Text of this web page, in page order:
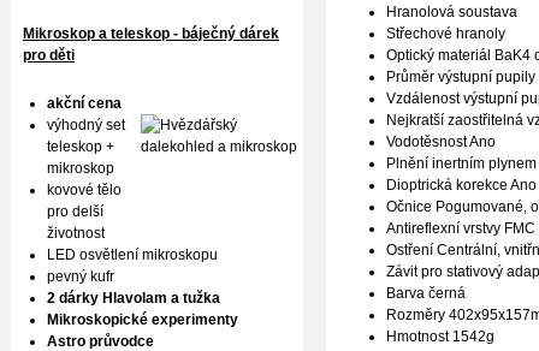
Hranolová soustava
Střechové hranoly
Optický materiál BaK4
Průměr výstupní
Vzdálenost výstupní
Nejkratší zaostřitelná
Vodotěsnost Ano
Plnění inertním
Dioptrická korekce Ano
Očnice Pogumované,
Antireflexní vrstvy FMC
Ostření Centrální,
Závit pro stativový
Barva černá
Rozměry
Hmotnost 1542g
Mikroskop a teleskop - báječný dárek
pro děti
akční cena
výhodný set
teleskop +
mikroskop
kovové tělo
pro delší
životnost
LED osvětlení mikroskopu
pevný kufr
2 dárky Hlavolam a tužka
Mikroskopické experimenty
Astro průvodce